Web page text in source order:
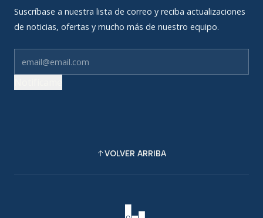
Suscríbase a nuestra lista de correo y reciba actualizaciones
de noticias, ofertas y mucho más de nuestro equipo.
VOLVER ARRIBA